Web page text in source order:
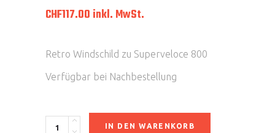
CHF117.00 inkl. MwSt.
Retro Windschild zu Superveloce 800
Verfügbar bei Nachbestellung
Retro
IN DEN WARENKORB